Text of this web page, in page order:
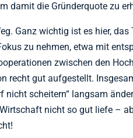
damit die Gründerquote zu
Ganz wichtig ist es hier, das
zu nehmen, etwa mit
zwischen den
recht gut aufgestellt.
nicht scheitern“ langsam
nicht so gut liefe –